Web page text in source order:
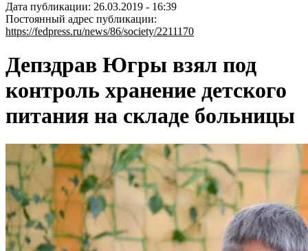
Дата публикации: 26.03.2019 - 16:39
Постоянный адрес публикации:
https://fedpress.ru/news/86/society/2211170
Депздрав Югры взял под
контроль хранение детского
питания на складе больницы